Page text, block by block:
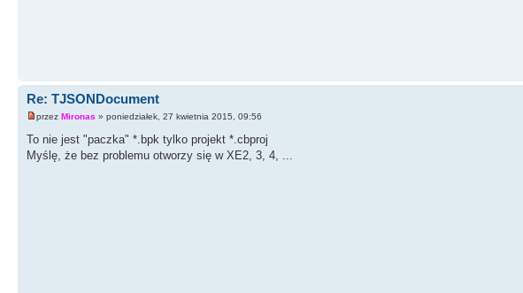
Re: TJSONDocument
przez Mironas » poniedziałek, 27 kwietnia 2015, 09:56
To nie jest "paczka" *.bpk tylko projekt *.cbproj
Myślę, że bez problemu otworzy się w XE2, 3, 4, ...